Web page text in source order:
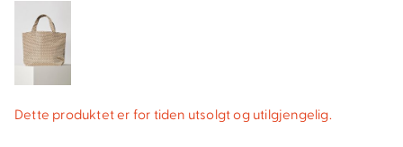
Dette produktet er for tiden utsolgt og utilgjengelig.